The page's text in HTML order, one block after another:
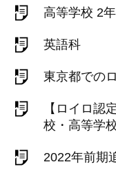
高等学校 2
英語科
東京都での
【ロイロ認
校・高等学
2022年前期